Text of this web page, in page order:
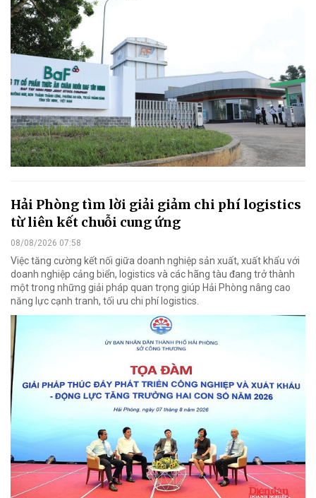
Hải Phòng tìm lời giải giảm chi phí logistics
từ liên kết chuỗi cung ứng
08/08/2026 07:58
Việc tăng cường kết nối giữa doanh nghiệp sản xuất, xuất khẩu với
doanh nghiệp cảng biển, logistics và các hãng tàu đang trở thành
một trong những giải pháp quan trọng giúp Hải Phòng nâng cao
năng lực cạnh tranh, tối ưu chi phí logistics.